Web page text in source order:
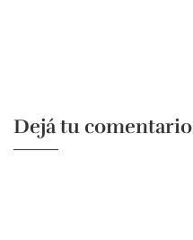
Dejá tu comentario